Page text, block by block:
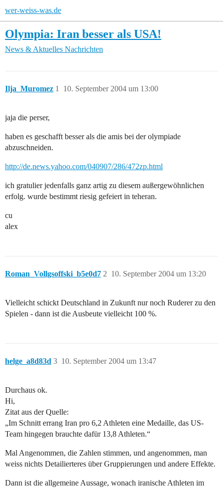
wer-weiss-was.de
Olympia: Iran besser als USA!
News & Aktuelles Nachrichten
Ilja_Muromez 10. September 2004 um 13:00
1
jaja die perser,
haben es geschafft besser als die amis bei der olympiade
abzuschneiden.
http://de.news.yahoo.com/040907/286/472zp.html
ich gratulier jedenfalls ganz artig zu diesem außergewöhnlichen
erfolg. wurde bestimmt riesig gefeiert in teheran.
cu
alex
Roman_Vollgsoffski_b5e0d7 10. September 2004 um 13:20
2
Vielleicht schickt Deutschland in Zukunft nur noch Ruderer zu den
Spielen - dann ist die Ausbeute vielleicht 100 %.
helge_a8d83d 10. September 2004 um 13:47
3
Durchaus ok.
Hi,
Zitat aus der Quelle:
„Im Schnitt errang Iran pro 6,2 Athleten eine Medaille, das US-
Team hingegen brauchte dafür 13,8 Athleten.“
Mal Angenommen, die Zahlen stimmen, und angenommen, man
weiss nichts Detailierteres über Gruppierungen und andere Effekte.
Dann ist die allgemeine Aussage, wonach iranische Athleten im